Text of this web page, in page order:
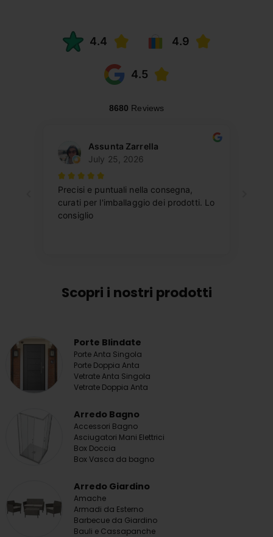
Scopri i nostri prodotti
Porte Blindate
Porte Anta Singola
Porte Doppia Anta
Vetrate Anta Singola
Vetrate Doppia Anta
Arredo Bagno
Accessori Bagno
Asciugatori Mani Elettrici
Box Doccia
Box Vasca da bagno
Arredo Giardino
Amache
Armadi da Esterno
Barbecue da Giardino
Bauli e Cassapanche